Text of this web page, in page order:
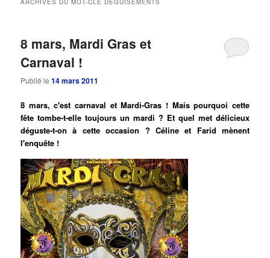
ARCHIVES DU MOT-CLÉ DEGUISEMENTS
8 mars, Mardi Gras et
Carnaval !
Publié le14 mars 2011
8 mars, c'est carnaval et Mardi-Gras ! Mais pourquoi cette
fête tombe-t-elle toujours un mardi ? Et quel met délicieux
déguste-t-on à cette occasion ? Céline et Farid mènent
l'enquête !